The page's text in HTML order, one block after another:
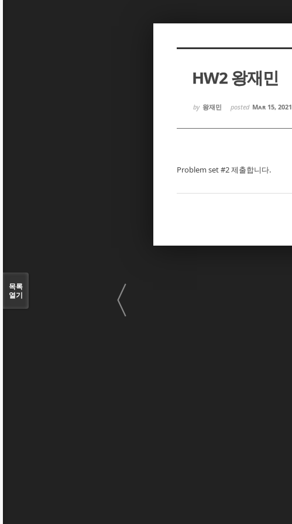
HW2 왕재민
by 왕재민 posted Mar 15, 2021
Problem set #2 제출합니다.
〈
목록
열기
Sketchbook5, 스케치북5
Sketchbook5, 스케치북5
Sketchbook5, 스케치북5
Sketchbook5, 스케치북5